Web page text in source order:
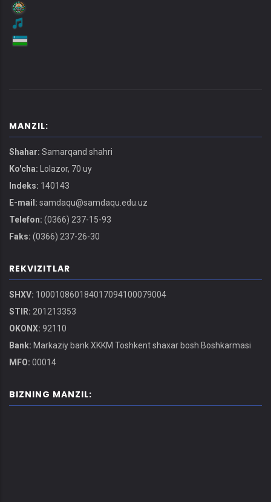
MANZIL:
Shahar: Samarqand shahri
Ko'cha: Lolazor, 70 uy
Indeks: 140143
E-mail: samdaqu@samdaqu.edu.uz
Telefon: (0366) 237-15-93
Faks: (0366) 237-26-30
REKVIZITLAR
SHXV: 100010860184017094100079004
STIR: 201213353
OKONX: 92110
Bank: Markaziy bank XKKM Toshkent shaxar bosh Boshkarmasi
MFO: 00014
BIZNING MANZIL: